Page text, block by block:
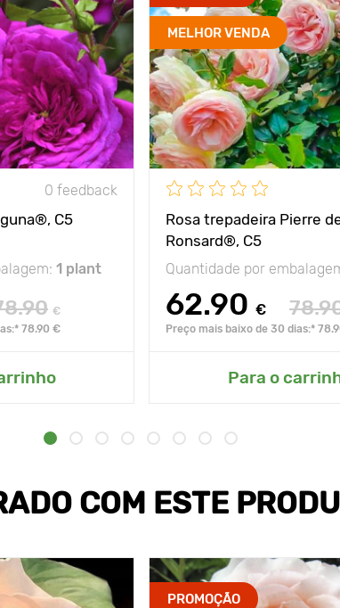
0 feedback
C5
1 plant
€
78.90 €
MELHOR VENDA
Rosa trepadeira Pierre
Ronsard®, C5
Quantidade por
62.90 €
Preço mais baixo de 30 dias:*
Para o
COM ESTE
PROMOÇÃO